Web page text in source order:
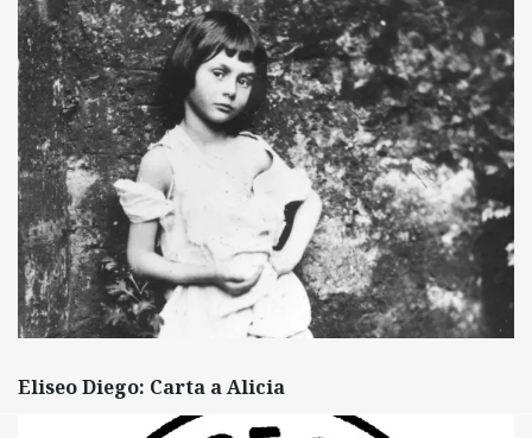
Eliseo Diego: Carta a Alicia